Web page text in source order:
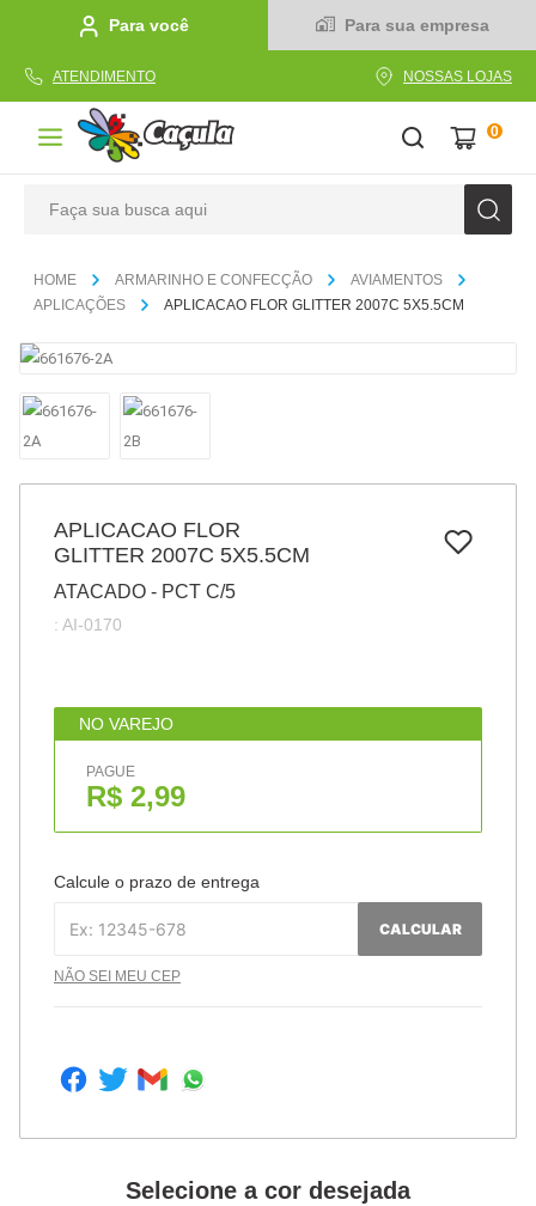
Para você Para sua empresa
ATENDIMENTO NOSSAS LOJAS
0
ARMARINHO E CONFECÇÃO
AVIAMENTOS
APLICAÇÕES
APLICACAO FLOR GLITTER 2007C 5X5.5CM
APLICACAO FLOR
GLITTER 2007C 5X5.5CM
ATACADO - PCT C/5
: AI-0170
NO VAREJO
PAGUE
R$ 2,99
Calcule o prazo de entrega
CALCULAR
NÃO SEI MEU CEP
Selecione a cor desejada
1º caderno
2
papel
cola
barbante